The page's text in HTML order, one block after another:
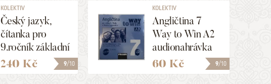
9/10
KOLEKTIV
Český jazyk,
čítanka pro
9.ročník základní
školy a víceletá
gymnázia - CD
240 Kč 9/10
KOLEKTIV
Angličtina 7
Way to Win A2
audionahrávka
pro žáka
60 Kč